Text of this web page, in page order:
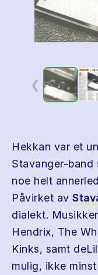
❮
Hekkan var et
Stavanger-band
noe helt
Påvirket av
dialekt.
Hendrix, The
Kinks, samt
mulig, ikke